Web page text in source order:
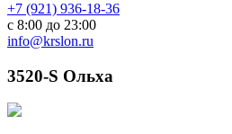
+7 (921) 936-18-36
с 8:00 до 23:00
info@krslon.ru
3520-S Ольха